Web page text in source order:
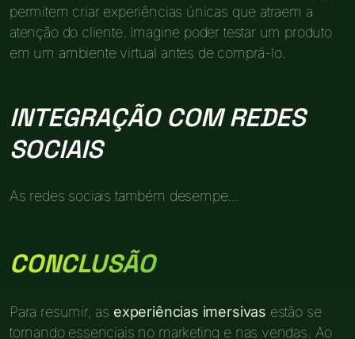
permitem criar experiências únicas que atraem a
atenção do cliente. Imagine poder testar um produto
em um ambiente virtual antes de comprá-lo.
INTEGRAÇÃO COM REDES
SOCIAIS
As redes sociais também desempe…
CONCLUSÃO
Para resumir, as experiências imersivas estão se
tornando essenciais no marketing e nas vendas. Ao